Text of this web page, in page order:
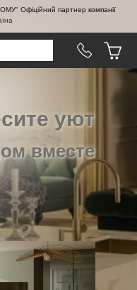
Офіційний партнер компанії
уют
вместе